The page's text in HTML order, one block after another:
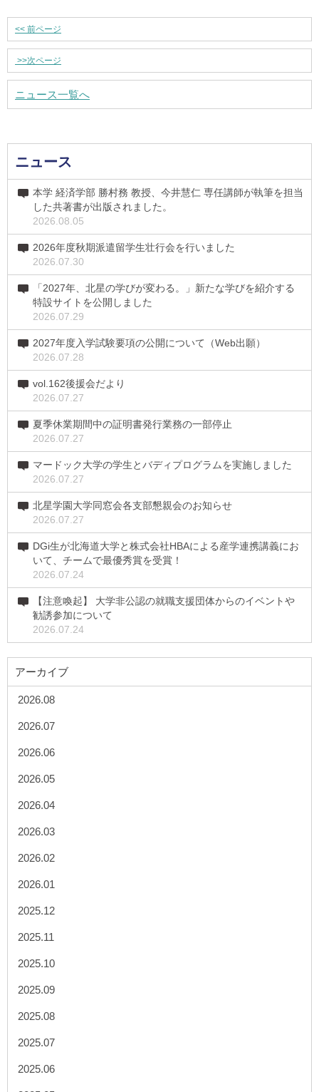
<< 前ページ
>>次ページ
ニュース一覧へ
ニュース
本学 経済学部 勝村務 教授、今井慧仁 専任講師が執筆を担当
した共著書が出版されました。
2026.08.05
2026年度秋期派遣留学生壮行会を行いました
2026.07.30
「2027年、北星の学びが変わる。」新たな学びを紹介する
特設サイトを公開しました
2026.07.29
2027年度入学試験要項の公開について（Web出願）
2026.07.28
vol.162後援会だより
2026.07.27
夏季休業期間中の証明書発行業務の一部停止
2026.07.27
マードック大学の学生とバディプログラムを実施しました
2026.07.27
北星学園大学同窓会各支部懇親会のお知らせ
2026.07.27
DGi生が北海道大学と株式会社HBAによる産学連携講義にお
いて、チームで最優秀賞を受賞！
2026.07.24
【注意喚起】 大学非公認の就職支援団体からのイベントや
勧誘参加について
2026.07.24
アーカイブ
2026.08
2026.07
2026.06
2026.05
2026.04
2026.03
2026.02
2026.01
2025.12
2025.11
2025.10
2025.09
2025.08
2025.07
2025.06